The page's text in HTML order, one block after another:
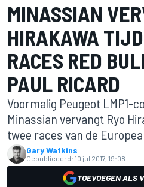
MINASSIAN
HIRAKAWA
RACES RED
PAUL RICARD
Voormalig Peugeot LMP1-
Minassian vervangt Ryo
twee races van de
Gary Watkins
Gepubliceerd: 10 jul 2017, 19:08
TOEVOEGEN ALS